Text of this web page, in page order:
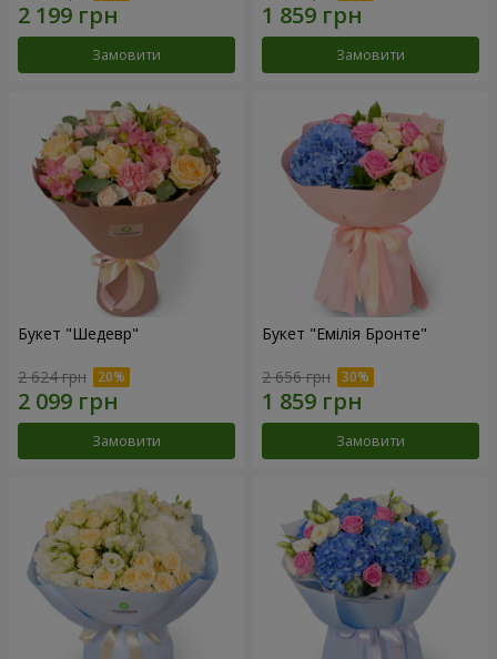
Замовити Замовити
Букет "Шедевр"
2 624 грн
Замовити
Букет "Емілія Бронте"
2 656 грн
Замовити